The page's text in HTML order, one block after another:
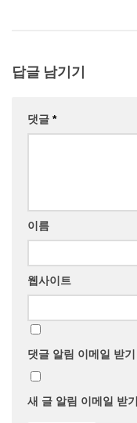
답글 남기기
댓글 *
이름
웹사이트
댓글 알림 이메일 받기
새 글 알림 이메일 받기